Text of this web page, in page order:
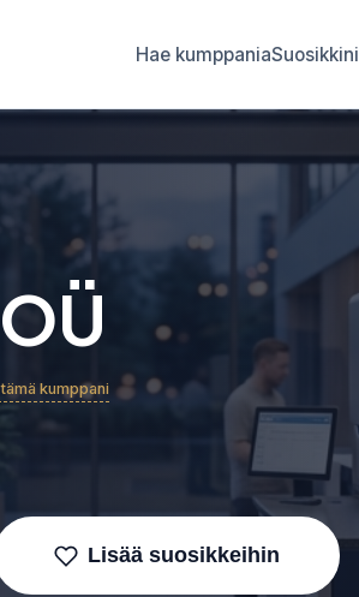
Hae kumppaniaSuosikkini
kumppani
Lisää suosikkeihin